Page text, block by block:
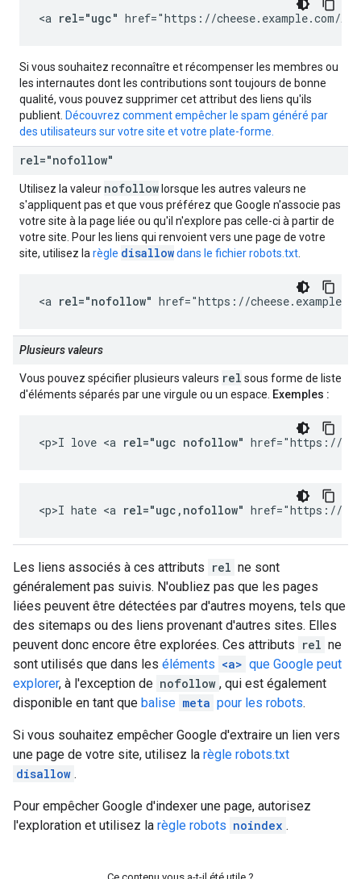
<a rel="ugc" href="https://cheese.example.com/
Si vous souhaitez reconnaître et récompenser les membres ou
les internautes dont les contributions sont toujours de bonne
qualité, vous pouvez supprimer cet attribut des liens qu'ils
publient. Découvrez comment empêcher le spam généré par
des utilisateurs sur votre site et votre plate-forme.
rel="nofollow"
Utilisez la valeur nofollow lorsque les autres valeurs ne
s'appliquent pas et que vous préférez que Google n'associe pas
votre site à la page liée ou qu'il n'explore pas celle-ci à partir de
votre site. Pour les liens qui renvoient vers une page de votre
site, utilisez la règle disallowdans le fichier robots.txt
<a rel="nofollow" href="https://
Plusieurs valeurs
Vous pouvez spécifier plusieurs valeurs rel sous forme de liste
d'éléments séparés par une virgule ou un espace. Exemples :
<p>I love <a rel="ugc nofollow" href="https://
<p>I hate <a rel="ugc,nofollow" href="https://
Les liens associés à ces attributs rel ne sont
généralement pas suivis. N'oubliez pas que les pages
liées peuvent être détectées par d'autres moyens, tels que
des sitemaps ou des liens provenant d'autres sites. Elles
peuvent donc encore être explorées. Ces attributs rel ne
sont utilisés que dans les éléments <a> que Google peut
explorer, à l'exception de nofollow , qui est également
disponible en tant que balise meta pour les robots.
Si vous souhaitez empêcher Google d'extraire un lien vers
une page de votre site, utilisez la règle robots.txt
disallow .
Pour empêcher Google d'indexer une page, autorisez
l'exploration et utilisez la règle robots noindex .